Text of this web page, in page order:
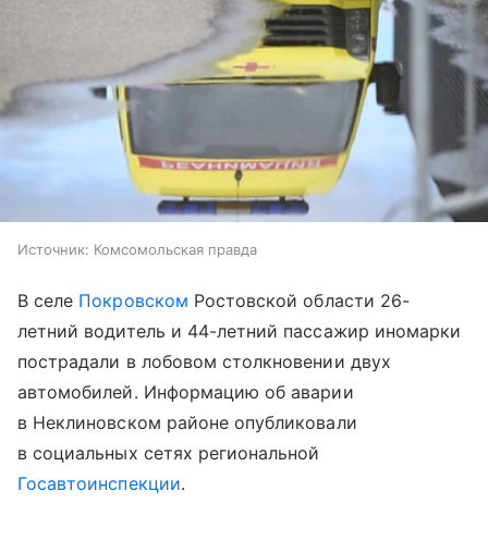
Источник: Комсомольская правда
В селе Покровском Ростовской области 26-
летний водитель и 44-летний пассажир иномарки
пострадали в лобовом столкновении двух
автомобилей. Информацию об аварии
в Неклиновском районе опубликовали
в социальных сетях региональной
Госавтоинспекции.